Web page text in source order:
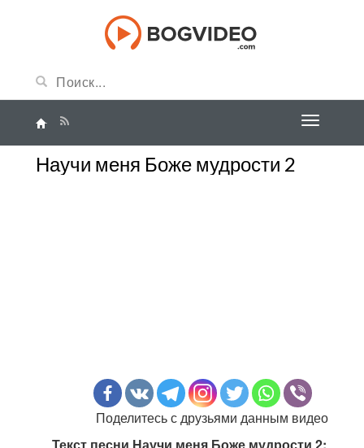
Научи меня Боже мудрости 2
Поделитесь с друзьями данным видео
Текст песни Научи меня Боже мудрости 2: